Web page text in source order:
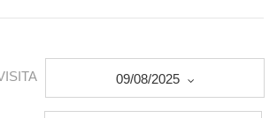
09/08/2025